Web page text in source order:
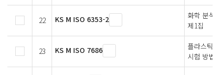
22 KS M ISO 6353-2
화학 분석
제1집
23 KS M ISO 7686
플라스틱
시험 방법